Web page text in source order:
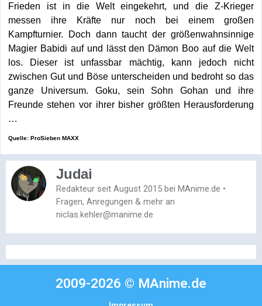
Frieden ist in die Welt eingekehrt, und die Z-Krieger
messen ihre Kräfte nur noch bei einem großen
Kampfturnier. Doch dann taucht der größenwahnsinnige
Magier Babidi auf und lässt den Dämon Boo auf die Welt
los. Dieser ist unfassbar mächtig, kann jedoch nicht
zwischen Gut und Böse unterscheiden und bedroht so das
ganze Universum. Goku, sein Sohn Gohan und ihre
Freunde stehen vor ihrer bisher größten Herausforderung
…
Quelle: ProSieben MAXX
Judai
Redakteur seit August 2015 bei MAnime.de •
Fragen, Anregungen & mehr an
niclas.kehler@manime.de
2009-2026 © MAnime.de